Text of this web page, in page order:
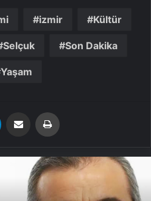
izmir Kültür
Selçuk Son Dakika
Yaşam
Email'den paylaş